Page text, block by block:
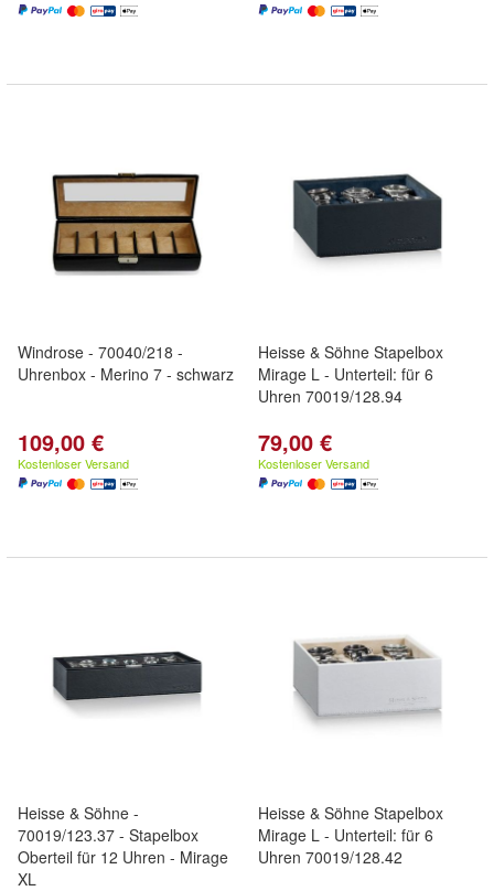
Windrose - 70040/218 -
Uhrenbox - Merino 7 - schwarz
109,00 €
Kostenloser Versand
Heisse & Söhne Stapelbox
Mirage L - Unterteil: für 6
Uhren 70019/128.94
79,00 €
Kostenloser Versand
Heisse & Söhne -
70019/123.37 - Stapelbox
Oberteil für 12 Uhren - Mirage
XL
Heisse & Söhne Stapelbox
Mirage L - Unterteil: für 6
Uhren 70019/128.42